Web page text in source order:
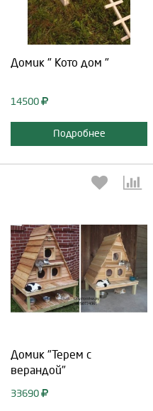
Домик " Кото дом "
14500
Подробнее
Продолжить Отмена
Домик "Терем с
верандой"
33690
Выберите количество: